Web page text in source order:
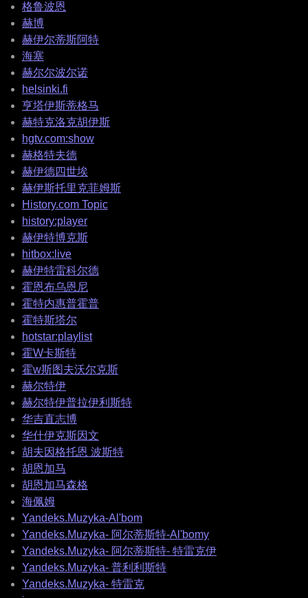
格鲁波恩
赫博
赫伊尔蒂斯阿特
海塞
赫尔尔波尔诺
helsinki.fi
亨塔伊斯蒂格马
赫特克洛克胡伊斯
hgtv.com:show
赫格特夫德
赫伊德四世埃
赫伊斯托里克菲姆斯
History.com Topic
history:player
赫伊特博克斯
hitbox:live
赫伊特雷科尔德
霍恩布乌恩尼
霍特内惠普霍普
霍特斯塔尔
hotstar:playlist
霍W卡斯特
霍w斯图夫沃尔克斯
赫尔特伊
赫尔特伊普拉伊利斯特
华吉直志博
华什伊克斯因文
胡夫因格托恩 波斯特
胡恩加马
胡恩加马森格
海佩姆
Yandeks.Muzyka-Al'bom
Yandeks.Muzyka- 阿尔蒂斯特-Al'bomy
Yandeks.Muzyka- 阿尔蒂斯特- 特雷克伊
Yandeks.Muzyka- 普利利斯特
Yandeks.Muzyka- 特雷克